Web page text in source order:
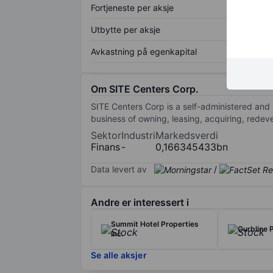
Fortjeneste per aksje
Utbytte per aksje
Avkastning på egenkapital
Om SITE Centers Corp.
SITE Centers Corp is a self-administered
business of owning, leasing, acquiring,
Sektor
Finans
Industri
-
Markedsverdi
0,166345433bn
Data levert av /
Andre er interessert i
Summit Hotel Properties
Inc.
Curbline
Se alle aksjer